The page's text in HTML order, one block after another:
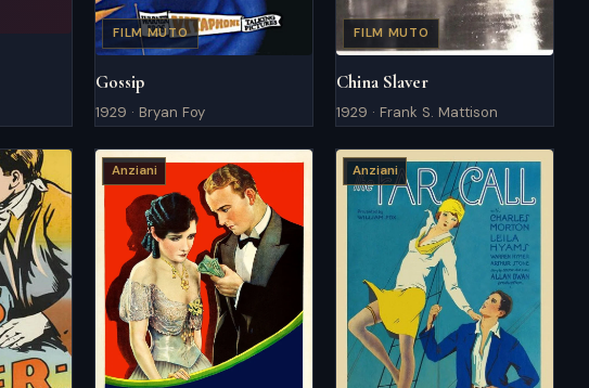
FILM MUTO
Gossip
1929 · Bryan Foy
FILM MUTO
China Slaver
1929 · Frank S. Mattison
Anziani Anziani